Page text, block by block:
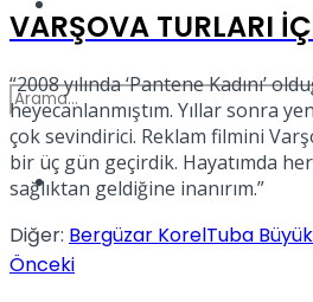
Türkiye
No Result
VARŞOVA TURLARI
“2008 yılında ‘Pantene Kadını’
heyecanlanmıştım. Yıllar sonra
çok sevindirici. Reklam filmini
bir üç gün geçirdik. Hayatımda
sağlıktan geldiğine inanırım.”
Diğer: Bergüzar KorelTuba
Önceki